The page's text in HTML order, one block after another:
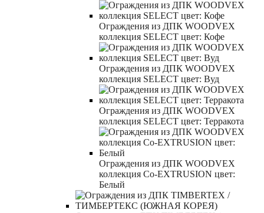
Ограждения из ДПК WOODVEX
коллекция SELECT цвет: Кофе
Ограждения из ДПК WOODVEX
коллекция SELECT цвет: Вуд
Ограждения из ДПК WOODVEX
коллекция SELECT цвет: Терракота
Ограждения из ДПК WOODVEX
коллекция Co-EXTRUSION цвет:
Белый